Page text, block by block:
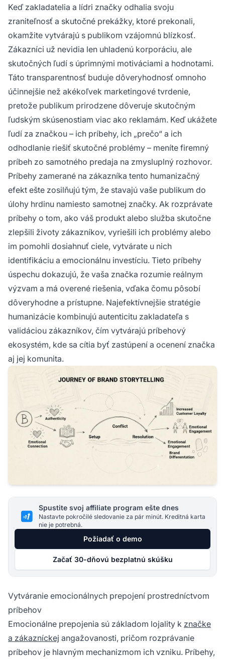
Keď zakladatelia a lídri značky odhalia svoju
zraniteľnosť a skutočné prekážky, ktoré prekonali,
okamžite vytvárajú s publikom vzájomnú blízkosť.
Zákazníci už nevidia len uhladenú korporáciu, ale
skutočných ľudí s úprimnými motiváciami a hodnotami.
Táto transparentnosť buduje dôveryhodnosť omnoho
účinnejšie než akékoľvek marketingové tvrdenie,
pretože publikum prirodzene dôveruje skutočným
ľudským skúsenostiam viac ako reklamám. Keď ukážete
ľudí za značkou – ich príbehy, ich „prečo“ a ich
odhodlanie riešiť skutočné problémy – meníte firemný
príbeh zo samotného predaja na zmysluplný rozhovor.
Príbehy zamerané na zákazníka tento humanizačný
efekt ešte zosilňujú tým, že stavajú vaše publikum do
úlohy hrdinu namiesto samotnej značky. Ak rozprávate
príbehy o tom, ako váš produkt alebo služba skutočne
zlepšili životy zákazníkov, vyriešili ich problémy alebo
im pomohli dosiahnuť ciele, vytvárate u nich
identifikáciu a emocionálnu investíciu. Tieto príbehy
úspechu dokazujú, že vaša značka rozumie reálnym
výzvam a má overené riešenia, vďaka čomu pôsobí
dôveryhodne a prístupne. Najefektívnejšie stratégie
humanizácie kombinujú autenticitu zakladateľa s
validáciou zákazníkov, čím vytvárajú príbehový
ekosystém, kde sa cítia byť zastúpení a ocenení značka
aj jej komunita.
Spustite svoj affiliate program ešte dnes
Nastavte pokročilé sledovanie za pár minút. Kreditná karta
nie je potrebná.
Požiadať o demo
Začať 30-dňovú bezplatnú skúšku
Vytváranie emocionálnych prepojení prostredníctvom
príbehov
Emocionálne prepojenia sú základom lojality k značke
a zákazníckej angažovanosti, pričom rozprávanie
príbehov je hlavným mechanizmom ich vzniku. Príbehy,